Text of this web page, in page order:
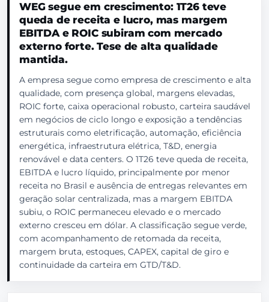
WEG segue em crescimento: 1T26 teve
queda de receita e lucro, mas margem
EBITDA e ROIC subiram com mercado
externo forte. Tese de alta qualidade
mantida.
A empresa segue como empresa de crescimento e alta
qualidade, com presença global, margens elevadas,
ROIC forte, caixa operacional robusto, carteira saudável
em negócios de ciclo longo e exposição a tendências
estruturais como eletrificação, automação, eficiência
energética, infraestrutura elétrica, T&D, energia
renovável e data centers. O 1T26 teve queda de receita,
EBITDA e lucro líquido, principalmente por menor
receita no Brasil e ausência de entregas relevantes em
geração solar centralizada, mas a margem EBITDA
subiu, o ROIC permaneceu elevado e o mercado
externo cresceu em dólar. A classificação segue verde,
com acompanhamento de retomada da receita,
margem bruta, estoques, CAPEX, capital de giro e
continuidade da carteira em GTD/T&D.